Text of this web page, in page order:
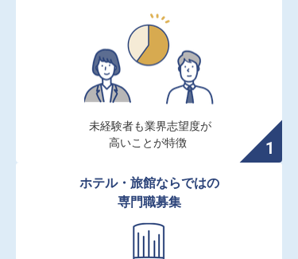
未経験者も業界志望度が
高いことが特徴
ホテル・旅館ならではの
専門職募集